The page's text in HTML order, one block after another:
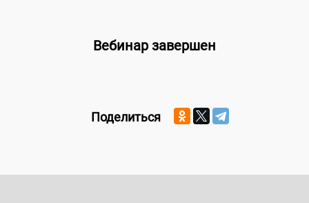
Вебинар завершен
Поделиться